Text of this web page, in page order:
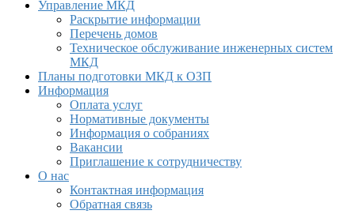
Управление МКД
Раскрытие информации
Перечень домов
Техническое обслуживание инженерных систем
МКД
Планы подготовки МКД к ОЗП
Информация
Оплата услуг
Нормативные документы
Информация о собраниях
Вакансии
Приглашение к сотрудничеству
О нас
Контактная информация
Обратная связь